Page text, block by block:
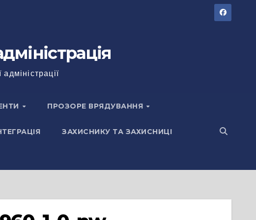
ПРОЗОРЕ ВРЯДУВАННЯ
ЗАХИСНИКУ ТА ЗАХИСНИЦІ